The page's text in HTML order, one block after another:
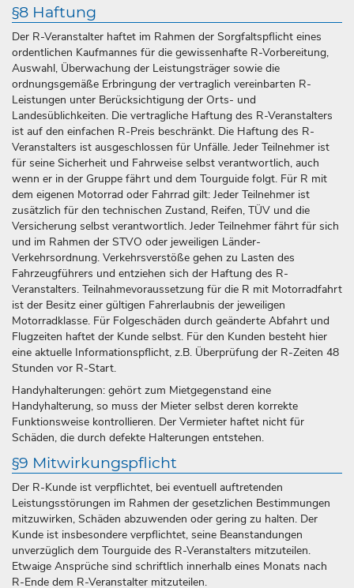
§8 Haftung
Der R-Veranstalter haftet im Rahmen der Sorgfaltspflicht eines
ordentlichen Kaufmannes für die gewissenhafte R-Vorbereitung,
Auswahl, Überwachung der Leistungsträger sowie die
ordnungsgemäße Erbringung der vertraglich vereinbarten R-
Leistungen unter Berücksichtigung der Orts- und
Landesüblichkeiten. Die vertragliche Haftung des R-Veranstalters
ist auf den einfachen R-Preis beschränkt. Die Haftung des R-
Veranstalters ist ausgeschlossen für Unfälle. Jeder Teilnehmer ist
für seine Sicherheit und Fahrweise selbst verantwortlich, auch
wenn er in der Gruppe fährt und dem Tourguide folgt. Für R mit
dem eigenen Motorrad oder Fahrrad gilt: Jeder Teilnehmer ist
zusätzlich für den technischen Zustand, Reifen, TÜV und die
Versicherung selbst verantwortlich. Jeder Teilnehmer fährt für sich
und im Rahmen der STVO oder jeweiligen Länder-
Verkehrsordnung. Verkehrsverstöße gehen zu Lasten des
Fahrzeugführers und entziehen sich der Haftung des R-
Veranstalters. Teilnahmevoraussetzung für die R mit Motorradfahrt
ist der Besitz einer gültigen Fahrerlaubnis der jeweiligen
Motorradklasse. Für Folgeschäden durch geänderte Abfahrt und
Flugzeiten haftet der Kunde selbst. Für den Kunden besteht hier
eine aktuelle Informationspflicht, z.B. Überprüfung der R-Zeiten 48
Stunden vor R-Start.
Handyhalterungen: gehört zum Mietgegenstand eine
Handyhalterung, so muss der Mieter selbst deren korrekte
Funktionsweise kontrollieren. Der Vermieter haftet nicht für
Schäden, die durch defekte Halterungen entstehen.
§9 Mitwirkungspflicht
Der R-Kunde ist verpflichtet, bei eventuell auftretenden
Leistungsstörungen im Rahmen der gesetzlichen Bestimmungen
mitzuwirken, Schäden abzuwenden oder gering zu halten. Der
Kunde ist insbesondere verpflichtet, seine Beanstandungen
unverzüglich dem Tourguide des R-Veranstalters mitzuteilen.
Etwaige Ansprüche sind schriftlich innerhalb eines Monats nach
R-Ende dem R-Veranstalter mitzuteilen.